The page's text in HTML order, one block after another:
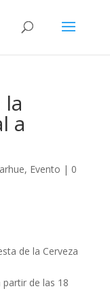
a
, Evento | 0
de la Cerveza
de las 18